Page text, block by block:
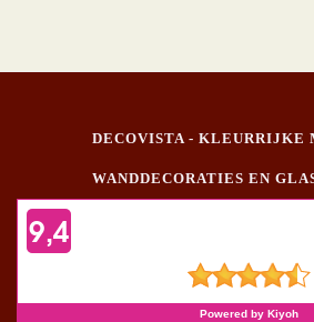
DECOVISTA - KLEURRIJKE
WANDDECORATIES EN